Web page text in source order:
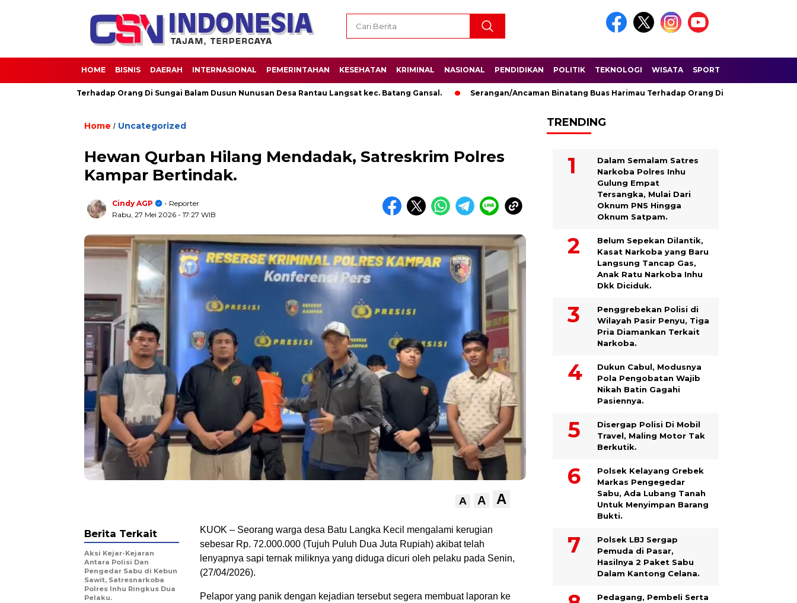
HOME BISNIS DAERAH INTERNASIONAL PEMERINTAHAN KESEHATAN KRIMINAL NASIONAL PENDIDIKAN POLITIK TEKNOLOGI WISATA SPORT
Harimau Terhadap Orang Di Sungai Balam Dusun Nunusan Desa Rantau Langsat kec. Batang Gansal. Serangan/Ancaman Binatang Buas Harimau Terhadap Orang Di Sungai Balam Dusun
Home / Uncategorized
Hewan Qurban Hilang Mendadak, Satreskrim Polres
Kampar Bertindak.
Cindy AGP
- Reporter
Rabu, 27 Mei 2026 - 17:27 WIB
A A A
KUOK – Seorang warga desa Batu Langka Kecil mengalami kerugian
sebesar Rp. 72.000.000 (Tujuh Puluh Dua Juta Rupiah) akibat telah
lenyapnya sapi ternak miliknya yang diduga dicuri oleh pelaku pada Senin,
(27/04/2026).
Pelapor yang panik dengan kejadian tersebut segera membuat laporan ke
Berita Terkait
Aksi Kejar-Kejaran
Antara Polisi Dan
Pengedar Sabu di Kebun
Sawit, Satresnarkoba
Polres Inhu Ringkus Dua
Pelaku.
TRENDING
Dalam Semalam Satres
Narkoba Polres Inhu
Gulung Empat
Tersangka, Mulai Dari
Oknum PNS Hingga
Oknum Satpam.
Belum Sepekan Dilantik,
Kasat Narkoba yang Baru
Langsung Tancap Gas,
Anak Ratu Narkoba Inhu
Dkk Diciduk.
Penggrebekan Polisi di
Wilayah Pasir Penyu, Tiga
Pria Diamankan Terkait
Narkoba.
Dukun Cabul, Modusnya
Pola Pengobatan Wajib
Nikah Batin Gagahi
Pasiennya.
Disergap Polisi Di Mobil
Travel, Maling Motor Tak
Berkutik.
Polsek Kelayang Grebek
Markas Pengegedar
Sabu, Ada Lubang Tanah
Untuk Menyimpan Barang
Bukti.
Polsek LBJ Sergap
Pemuda di Pasar,
Hasilnya 2 Paket Sabu
Dalam Kantong Celana.
Pedagang, Pembeli Serta